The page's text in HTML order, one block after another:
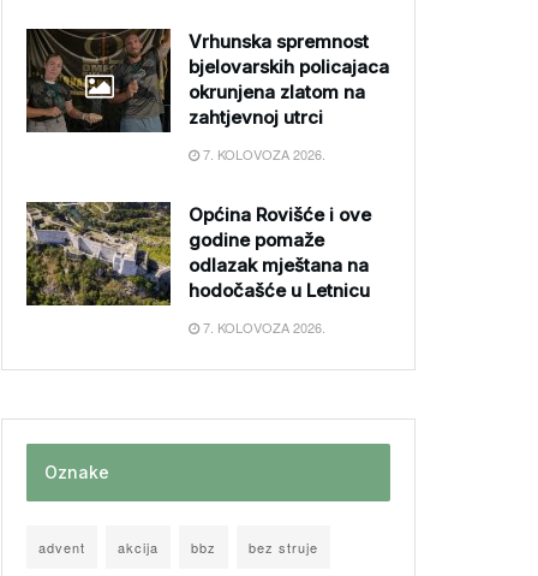
Vrhunska spremnost
bjelovarskih policajaca
okrunjena zlatom na
zahtjevnoj utrci
7. KOLOVOZA 2026.
Općina Rovišće i ove
godine pomaže
odlazak mještana na
hodočašće u Letnicu
7. KOLOVOZA 2026.
Oznake
advent akcija bbz bez struje